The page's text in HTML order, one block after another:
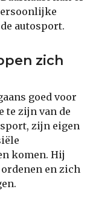
autosport.
zich
goed voor
te zijn van de
zijn eigen
komen. Hij
en zich